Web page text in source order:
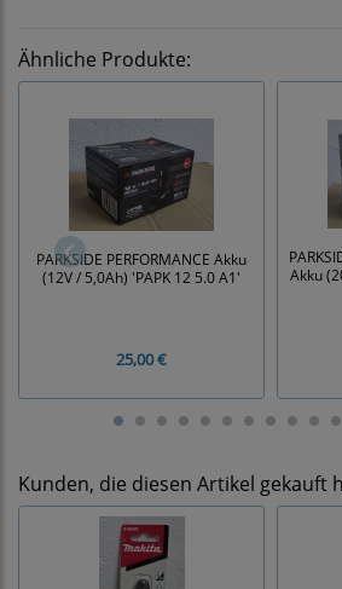
Ähnliche Produkte:
PARKSIDE PERFORMANCE Akku
(12V / 5,0Ah) 'PAPK 12 5.0 A1'
25,00 €
Akku
Kunden, die diesen Artikel gekauft